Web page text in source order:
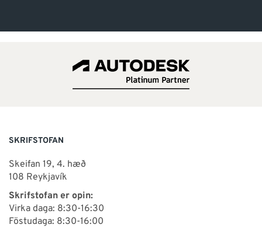
SKRIFSTOFAN
Skeifan 19, 4. hæð
108 Reykjavík
Skrifstofan er opin:
Virka daga: 8:30-16:30
Föstudaga: 8:30-16:00